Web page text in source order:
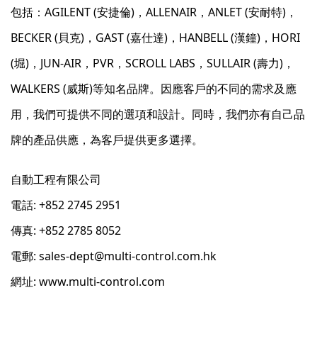
包括：AGILENT (安捷倫)，ALLENAIR，ANLET (安耐特)，
BECKER (貝克)，GAST (嘉仕達)，HANBELL (漢鐘)，HORI
(堀)，JUN-AIR，PVR，SCROLL LABS，SULLAIR (壽力)，
WALKERS (威斯)等知名品牌。因應客戶的不同的需求及應
用，我們可提供不同的選項和設計。同時，我們亦有自己品
牌的產品供應，為客戶提供更多選擇。
自動工程有限公司
電話: +852 2745 2951
傳真: +852 2785 8052
電郵: sales-dept@multi-control.com.hk
網址: www.multi-control.com